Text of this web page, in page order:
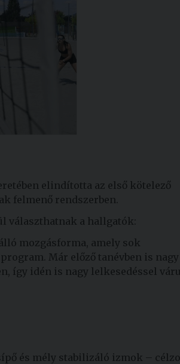
elindította az első kötelező
felmenő rendszerben.
választhatnak a hallgatók:
mozgásforma, amely sok
Már előző tanévben is nagy
így idén is nagy lelkesedéssel
és mély stabilizáló izmok –